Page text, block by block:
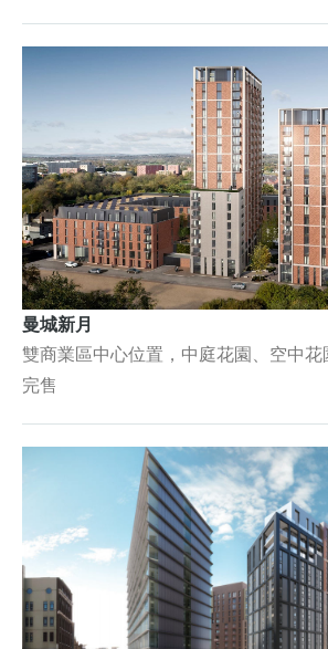
曼城新月
雙商業區中心位置，中庭花園、空中花
完售